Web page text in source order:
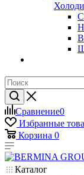
Сравнение0
Избранные
Корзина 0
Каталог